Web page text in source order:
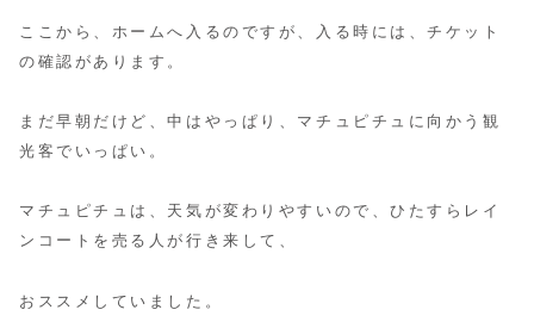
ここから、ホームへ入るのですが、入る時には、チケット
の確認があります。
まだ早朝だけど、中はやっぱり、マチュピチュに向かう観
光客でいっぱい。
マチュピチュは、天気が変わりやすいので、ひたすらレイ
ンコートを売る人が行き来して、
おススメしていました。